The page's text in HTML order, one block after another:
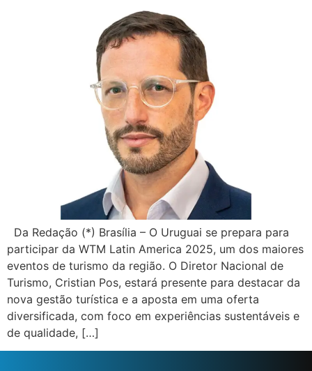
Da Redação (*) Brasília – O Uruguai se prepara para
participar da WTM Latin America 2025, um dos maiores
eventos de turismo da região. O Diretor Nacional de
Turismo, Cristian Pos, estará presente para destacar da
nova gestão turística e a aposta em uma oferta
diversificada, com foco em experiências sustentáveis e
de qualidade, […]